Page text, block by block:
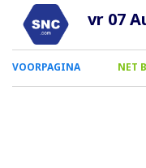
vr 07
0
Smartphone
VOORPAGINA NET